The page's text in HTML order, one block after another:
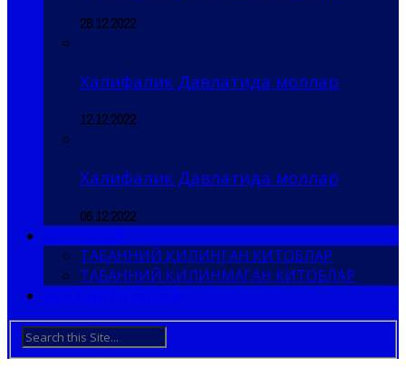
28.12.2022
Халифалик Давлатида моллар
12.12.2022
Халифалик Давлатида моллар
06.12.2022
ТАБАННИЙ ҚИЛИНГАН КИТОБЛАР
ТАБАННИЙ ҚИЛИНМАГАН КИТОБЛАР